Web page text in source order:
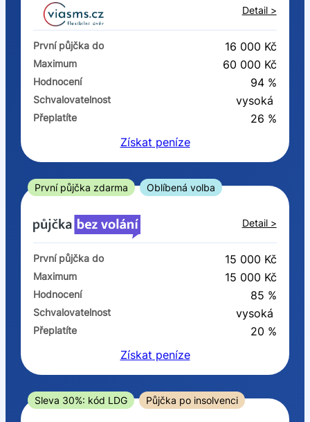
První půjčka zdarma
–
ano
Ve zkušebce
ano
ne
V exekuci
ano
ne
Po insolvenci
V hotovosti
ano
Detail >
První půjčka do 16 000 Kč
Maximum 60 000 Kč
Hodnocení 94 %
Schvalovatelnost vysoká
Přeplatíte
26 %
Získat peníze
První půjčka zdarma Oblíbená volba
Detail >
První půjčka do 15 000 Kč
Maximum 15 000 Kč
Hodnocení 85 %
Schvalovatelnost vysoká
Přeplatíte
20 %
Získat peníze
Sleva 30%: kód LDG Půjčka po insolvenci